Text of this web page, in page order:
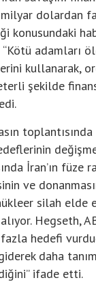
milyar dolardan
konusundaki
adamları
kullanarak,
şekilde
İran’ın füze
ve
silah elde
Hegseth,
fazla hedefi
daha
ifade etti.